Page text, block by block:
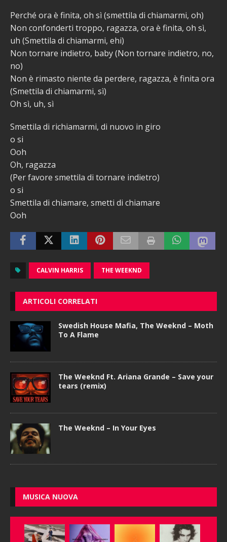
Perché ora è finita, oh sì (smettila di chiamarmi, oh)
Non confonderti troppo, ragazza, ora è finita, oh sì,
uh (Smettila di chiamarmi, ehi)
Non tornare indietro, baby (Non tornare indietro, no,
no)
Non è rimasto niente da perdere, ragazza, è finita ora
(Smettila di chiamarmi, sì)
Oh sì, uh, sì
Smettila di richiamarmi, di nuovo in giro
o si
Ooh
Oh, ragazza
(Per favore smettila di tornare indietro)
o si
Smettila di chiamare, smetti di chiamare
Ooh
CALVIN HARRIS THE WEEKND
ARTICOLI CORRELATI
Swedish House Mafia, The Weeknd – Moth
To A Flame
The Weeknd Ft. Ariana Grande – Save your
tears (remix)
The Weeknd – In Your Eyes
MUSICA NUOVA